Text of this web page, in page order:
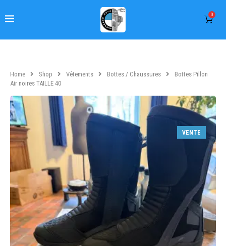
0
Home Shop Vêtements Bottes / Chaussures
Bottes Pillon
Air noires TAILLE 40
VENTE